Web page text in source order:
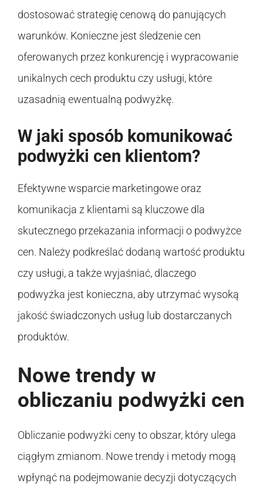
dostosować strategię cenową do panujących
warunków. Konieczne jest śledzenie cen
oferowanych przez konkurencję i wypracowanie
unikalnych cech produktu czy usługi, które
uzasadnią ewentualną podwyżkę.
W jaki sposób komunikować
podwyżki cen klientom?
Efektywne wsparcie marketingowe oraz
komunikacja z klientami są kluczowe dla
skutecznego przekazania informacji o podwyżce
cen. Należy podkreślać dodaną wartość produktu
czy usługi, a także wyjaśniać, dlaczego
podwyżka jest konieczna, aby utrzymać wysoką
jakość świadczonych usług lub dostarczanych
produktów.
Nowe trendy w
obliczaniu podwyżki cen
Obliczanie podwyżki ceny to obszar, który ulega
ciągłym zmianom. Nowe trendy i metody mogą
wpłynąć na podejmowanie decyzji dotyczących